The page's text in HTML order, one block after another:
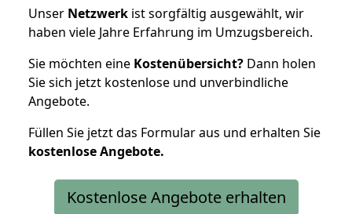
Unser Netzwerk ist sorgfältig ausgewählt, wir
haben viele Jahre Erfahrung im Umzugsbereich.
Sie möchten eine Kostenübersicht? Dann holen
Sie sich jetzt kostenlose und unverbindliche
Angebote.
Füllen Sie jetzt das Formular aus und erhalten Sie
kostenloseAngebote.
Kostenlose Angebote erhalten